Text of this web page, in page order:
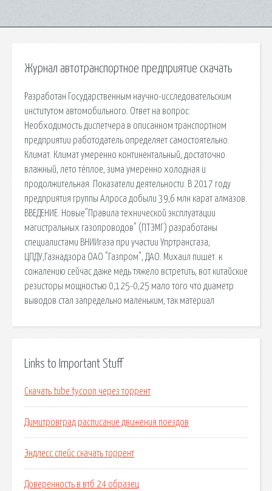
Журнал автотранспортное предприятие скачать
Разработан Государственным научно-исследовательским
институтом автомобильного. Ответ на вопрос:
Необходимость диспетчера в описанном транспортном
предприятии работодатель определяет самостоятельно.
Климат. Климат умеренно континентальный, достаточно
влажный, лето тёплое, зима умеренно холодная и
продолжительная. Показатели деятельности. В 2017 году
предприятия группы Алроса добыли 39,6 млн карат алмазов.
ВВЕДЕНИЕ. Новые"Правила технической эксплуатации
магистральных газопроводов" (ПТЭМГ) разработаны
специалистами ВНИИгаза при участии Упртрансгаза,
ЦПДУ,Газнадзора ОАО "Газпром", ДАО. Михаил пишет. к
сожалению сейчас даже медь тяжело встретить, вот китайские
резисторы мощностью 0,125-0,25 мало того что диаметр
выводов стал запредельно маленьким, так материал
Links to Important Stuff
Скачать tube tycoon через торрент
Димитровград расписание движения поездов
Эндлесс спейс скачать торрент
Доверенность в втб 24 образец